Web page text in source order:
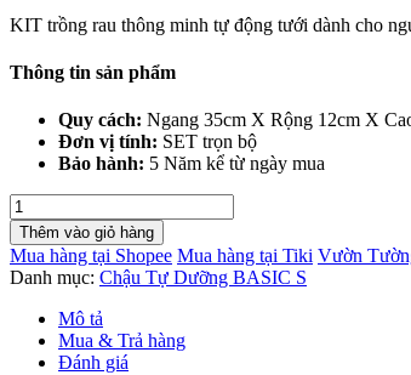
KIT trồng rau thông minh tự động tưới dành cho
Thông tin sản phẩm
Quy cách: Ngang 35cm X Rộng 12cm X
Đơn vị tính: SET trọn bộ
Bảo hành: 5 Năm kể từ ngày mua
CHẬU
TRỒNG
RAU
TỰ
ĐỘNG
TƯỚI
Thêm vào giỏ hàng
Mua hàng tại Shopee Mua hàng tại Tiki Vườn
Danh mục: Chậu Tự Dưỡng BASIC S
Mô tả
Mua & Trả hàng
Đánh giá